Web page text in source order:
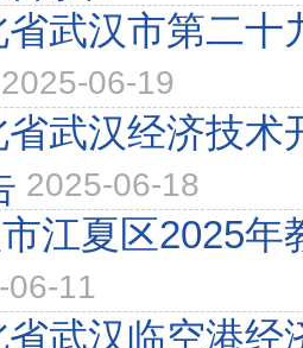
武汉市第二十
2025-06-19
武汉经济技术
2025-06-18
江夏区2025年
06-11
武汉临空港经